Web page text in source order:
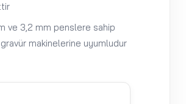
ve 3,2 mm penslere sahip
makinelerine uyumludur